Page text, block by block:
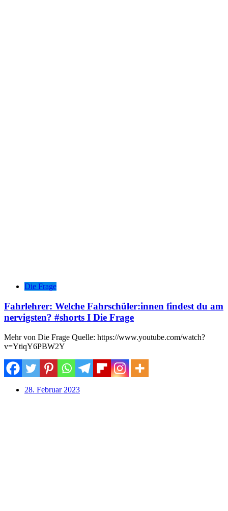
Die Frage
Fahrlehrer: Welche Fahrschüler:innen findest du am
nervigsten? #shorts I Die Frage
Mehr von Die Frage Quelle: https://www.youtube.com/watch?
v=YtiqY6PBW2Y
28. Februar 2023